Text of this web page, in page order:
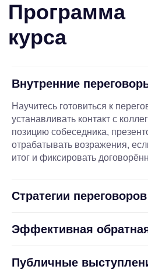
Внутренние
Научитесь готовиться к
устанавливать контакт с
позицию собеседника,
отрабатывать возражения,
итог и фиксировать
Стратегии
Эффективная
Публичные